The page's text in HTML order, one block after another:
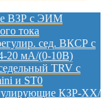
ВЗР с ЭИМ
тока
сед. ВКСР с
20 мА/(0-10В)
TRV с
и ST0
КЗР-ХХ/